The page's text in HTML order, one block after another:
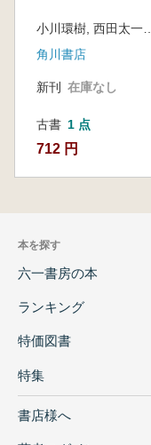
角川書店
新刊 在庫なし
古書 1 点
712 円
本を探す
六一書房の本
ランキング
特価図書
特集
書店様へ